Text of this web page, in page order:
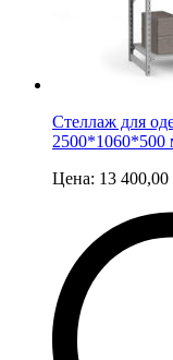
Стеллаж для
2500*1060*500
Цена: 13 400,00